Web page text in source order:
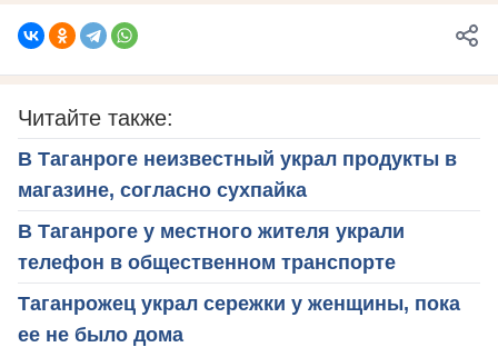
Читайте также:
В Таганроге неизвестный украл продукты в
магазине, согласно сухпайка
В Таганроге у местного жителя украли
телефон в общественном транспорте
Таганрожец украл сережки у женщины, пока
ее не было дома